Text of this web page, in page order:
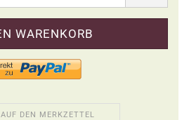
AUF DEN MERKZETTEL